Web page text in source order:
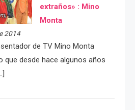
extraños» : Mino
Monta
2014
de TV Mino Monta
que desde hace algunos años